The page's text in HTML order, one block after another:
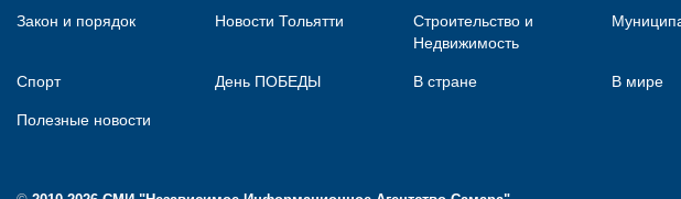
Закон и порядок Новости Тольятти
Строительство и
Недвижимость
Спорт День ПОБЕДЫ В стране В мире
Полезные новости